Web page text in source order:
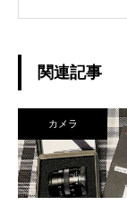
関連記事
カメラ